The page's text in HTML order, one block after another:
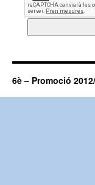
6è – Promoció